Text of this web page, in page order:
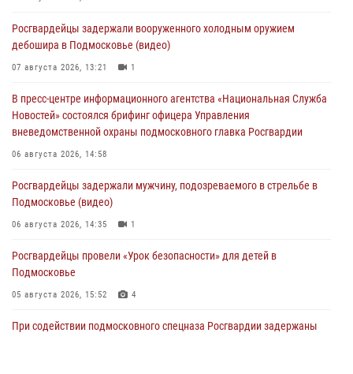
Росгвардейцы задержали вооруженного холодным оружием
дебошира в Подмосковье (видео)
07 августа 2026, 13:21 1
В пресс-центре информационного агентства «Национальная Служба
Новостей» состоялся брифинг офицера Управления
вневедомственной охраны подмосковного главка Росгвардии
06 августа 2026, 14:58
Росгвардейцы задержали мужчину, подозреваемого в стрельбе в
Подмосковье (видео)
06 августа 2026, 14:35 1
Росгвардейцы провели «Урок безопасности» для детей в
Подмосковье
05 августа 2026, 15:52 4
При содействии подмосковного спецназа Росгвардии задержаны